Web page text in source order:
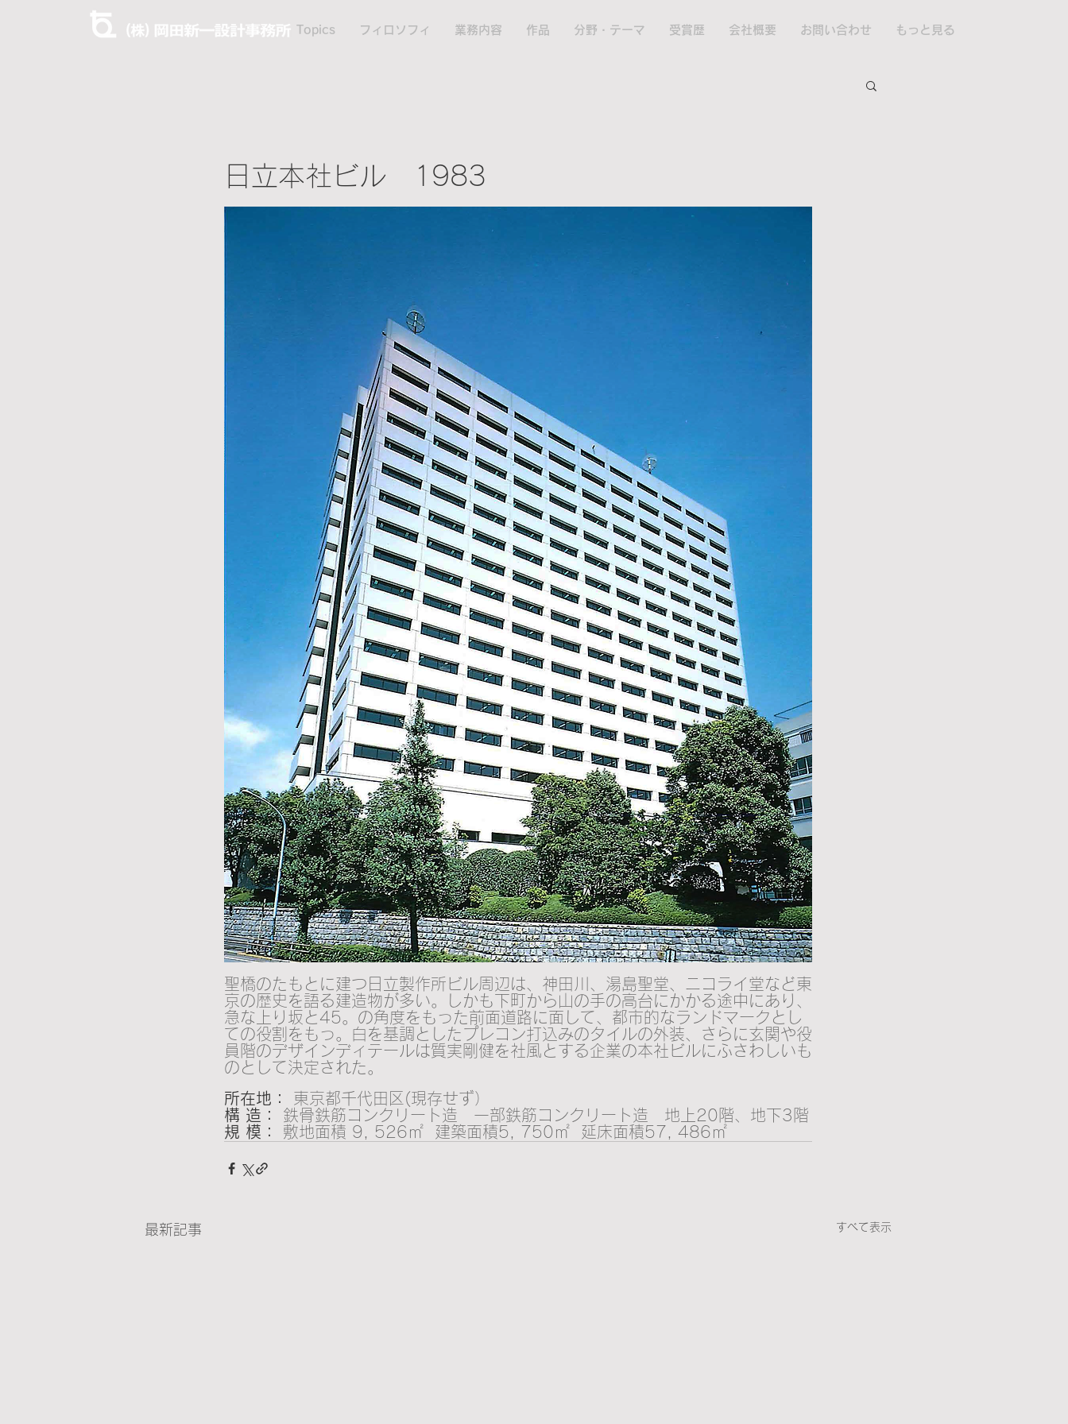
Topics フィロソフィ 業務内容 作品 分野・テーマ 受賞歴 会社概要 お問い合わせ もっと見る
日立本社ビル 1983
聖橋のたもとに建つ日立製作所ビル周辺は、神田川、湯島聖堂、ニコライ堂など東
京の歴史を語る建造物が多い。しかも下町から山の手の高台にかかる途中にあり、
急な上り坂と45。の角度をもった前面道路に面して、都市的なランドマークとし
ての役割をもっ。白を基調としたプレコン打込みのタイルの外装、さらに玄関や役
員階のデザインディテールは質実剛健を社風とする企業の本社ビルにふさわしいも
のとして決定された。
所在地：
東京都千代田区(現存せず）
構 造： 鉄骨鉄筋コンクリート造　一部鉄筋コンクリート造　地上20階、地下3階
規 模：
敷地面積 9, 526㎡  建築面積5, 750㎡  延床面積57, 486㎡
最新記事 すべて表示